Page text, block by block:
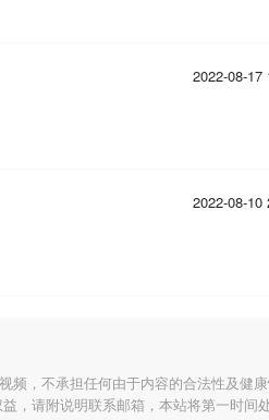
2022-08-17
2022-08-10
，不承担任何由于内容的合法性及健
，请附说明联系邮箱，本站将第一时间处